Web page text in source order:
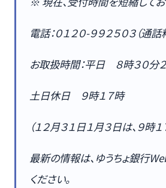
電話：０１２０-９９２５０３（通
お取扱時間：平日 ８時３０分
土日休日 ９時１７時
（１２月３１日１月３日は、９時１
最新の情報は、ゆうちょ銀行
ください。